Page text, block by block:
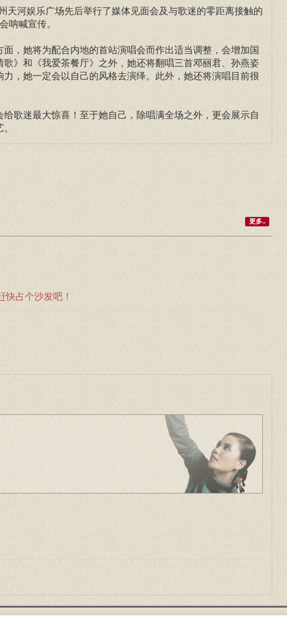
天河娱乐广场先后举行了媒体见面会及与歌迷的零距离接触的
呐喊宣传。
，她将为配合内地的首站演唱会而作出适当调整，会增加国
》和《我爱茶餐厅》之外，她还将翻唱三首邓丽君、孙燕姿
，她一定会以自己的风格去演绎。此外，她还将演唱目前很
歌迷最大惊喜！至于她自己，除唱满全场之外，更会展示自
更多..
快占个沙发吧！